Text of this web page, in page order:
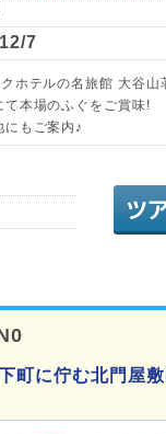
7
ホテルの名旅館 大谷
本場のふぐをご賞味!
もご案内♪
町に佇む北門屋